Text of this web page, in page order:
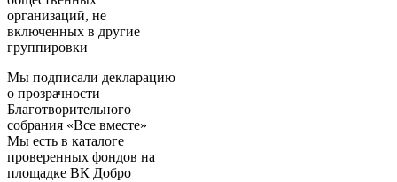
организаций, не
включенных в другие
группировки
Мы подписали декларацию
о прозрачности
Благотворительного
собрания «Все вместе»
Мы есть в каталоге
проверенных фондов на
площадке ВК Добро